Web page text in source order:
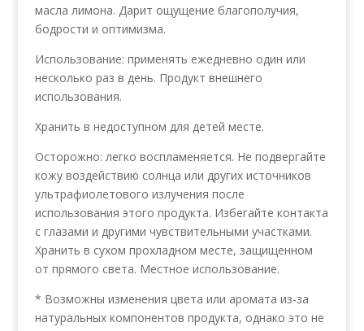
масла лимона. Дарит ощущение благополучия,
бодрости и оптимизма.
Использование: применять ежедневно один или
несколько раз в день. Продукт внешнего
использования.
Хранить в недоступном для детей месте.
Осторожно: легко воспламеняется. Не подвергайте
кожу воздействию солнца или других источников
ультрафиолетового излучения после
использования этого продукта. Избегайте контакта
с глазами и другими чувствительными участками.
Хранить в сухом прохладном месте, защищенном
от прямого света. Местное использование.
* Возможны изменения цвета или аромата из-за
натуральных компонентов продукта, однако это не